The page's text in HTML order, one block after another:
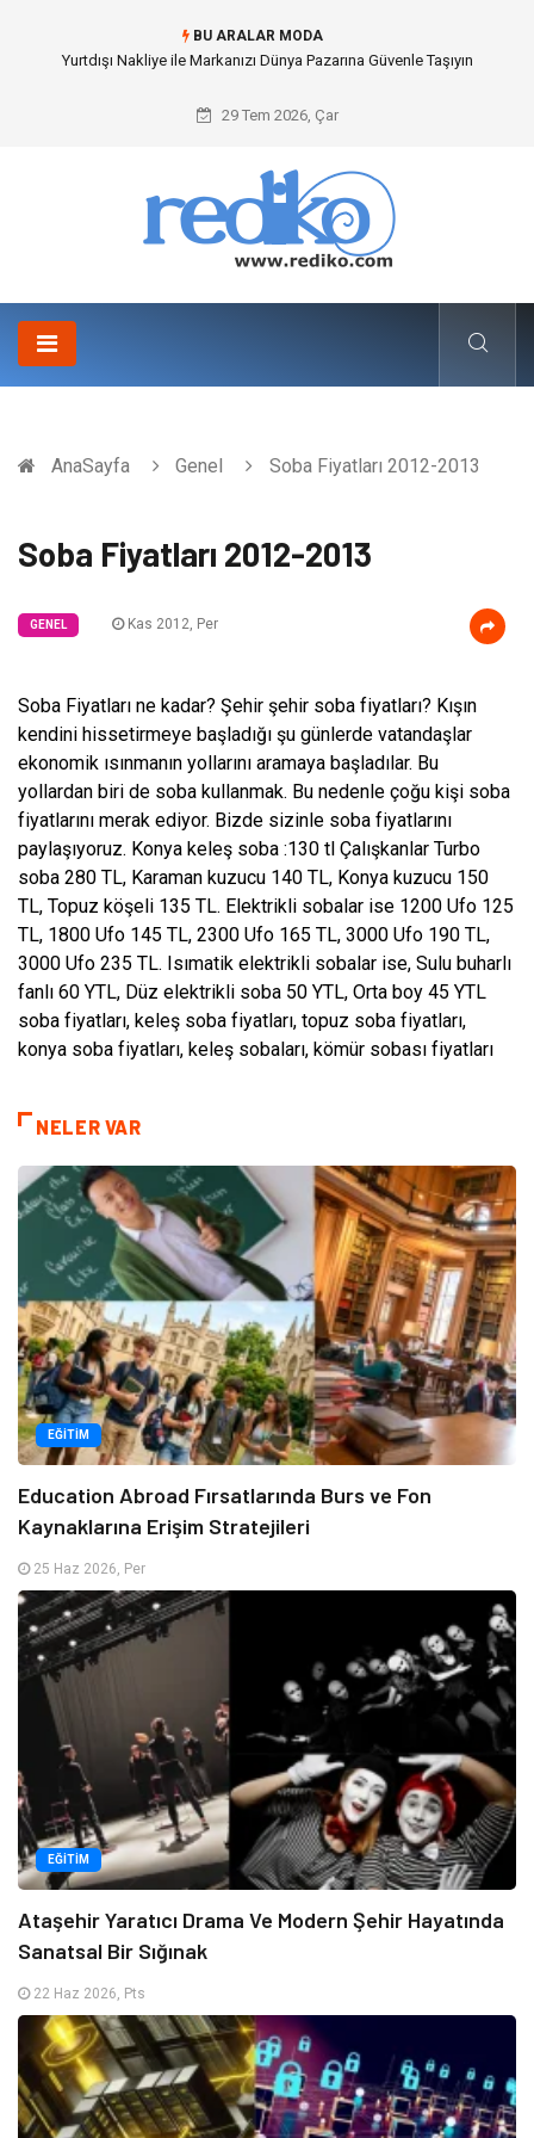
BU ARALAR MODA
Yurtdışı Nakliye ile Markanızı Dünya Pazarına Güvenle Taşıyın
29 Tem 2026, Çar
AnaSayfa Genel Soba Fiyatları 2012-2013
Soba Fiyatları 2012-2013
GENEL Kas 2012, Per
Soba Fiyatları ne kadar? Şehir şehir soba fiyatları? Kışın
kendini hissetirmeye başladığı şu günlerde vatandaşlar
ekonomik ısınmanın yollarını aramaya başladılar. Bu
yollardan biri de soba kullanmak. Bu nedenle çoğu kişi soba
fiyatlarını merak ediyor. Bizde sizinle soba fiyatlarını
paylaşıyoruz. Konya keleş soba :130 tl Çalışkanlar Turbo
soba 280 TL, Karaman kuzucu 140 TL, Konya kuzucu 150
TL, Topuz köşeli 135 TL. Elektrikli sobalar ise 1200 Ufo 125
TL, 1800 Ufo 145 TL, 2300 Ufo 165 TL, 3000 Ufo 190 TL,
3000 Ufo 235 TL. Isımatik elektrikli sobalar ise, Sulu buharlı
fanlı 60 YTL, Düz elektrikli soba 50 YTL, Orta boy 45 YTL
soba fiyatları, keleş soba fiyatları, topuz soba fiyatları,
konya soba fiyatları, keleş sobaları, kömür sobası fiyatları
NELER VAR
EĞITIM
Education Abroad Fırsatlarında Burs ve Fon
Kaynaklarına Erişim Stratejileri
25 Haz 2026, Per
EĞITIM
Ataşehir Yaratıcı Drama Ve Modern Şehir Hayatında
Sanatsal Bir Sığınak
22 Haz 2026, Pts